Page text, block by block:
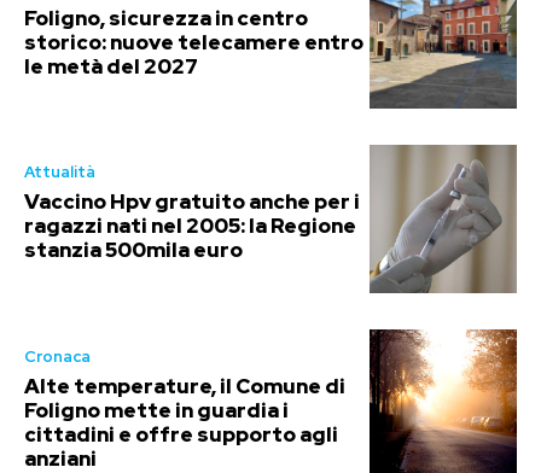
Foligno, sicurezza in centro
storico: nuove telecamere entro
le metà del 2027
Attualità
Vaccino Hpv gratuito anche per i
ragazzi nati nel 2005: la Regione
stanzia 500mila euro
Cronaca
Alte temperature, il Comune di
Foligno mette in guardia i
cittadini e offre supporto agli
anziani